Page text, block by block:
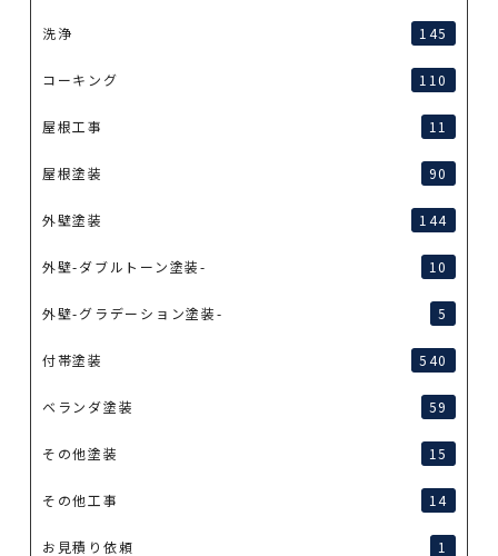
洗浄 145
コーキング 110
屋根工事 11
屋根塗装 90
外壁塗装 144
外壁-ダブルトーン塗装- 10
外壁-グラデーション塗装- 5
付帯塗装 540
ベランダ塗装 59
その他塗装 15
その他工事 14
お見積り依頼 1